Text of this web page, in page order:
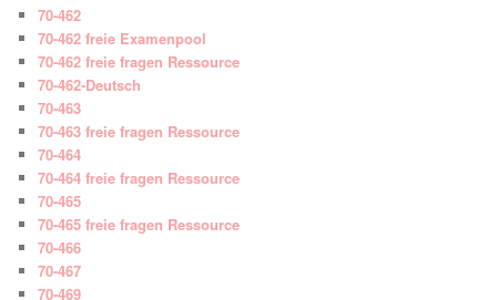
70-462
70-462 freie Examenpool
70-462 freie fragen Ressource
70-462-Deutsch
70-463
70-463 freie fragen Ressource
70-464
70-464 freie fragen Ressource
70-465
70-465 freie fragen Ressource
70-466
70-467
70-469